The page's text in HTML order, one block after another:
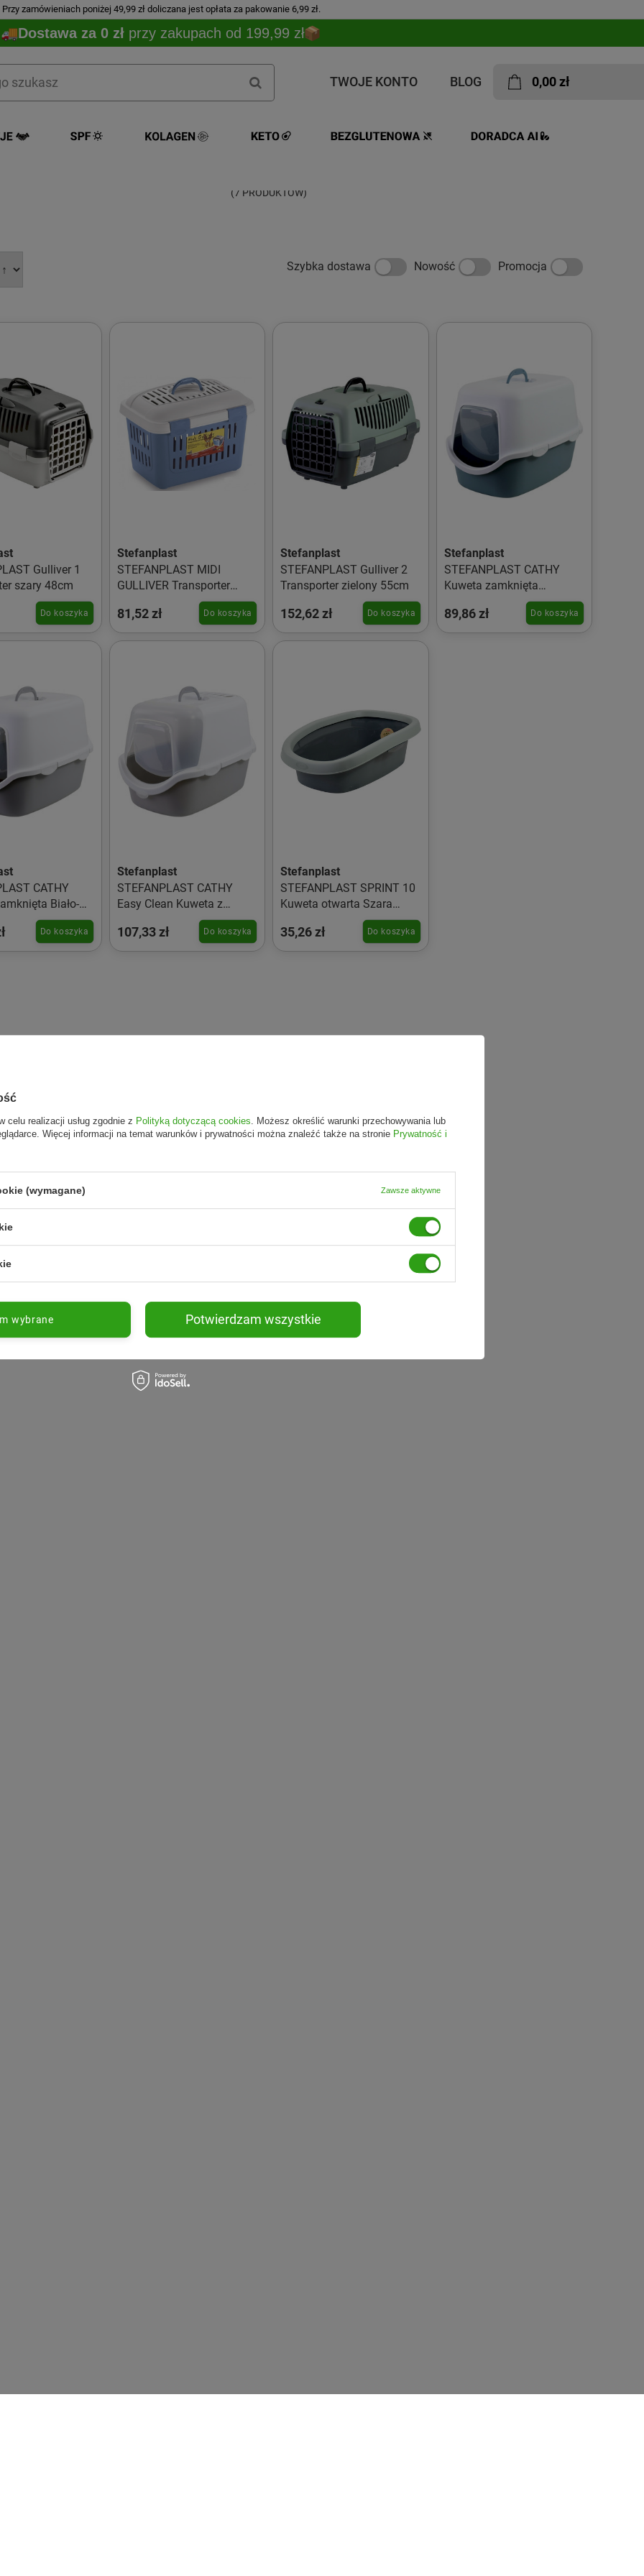
Przy zamówieniach poniżej 49,99 zł doliczana jest opłata za pakowanie 6,99 zł.
Dostawa za 0 zł przy zakupach od 199,99 zł
TWOJE KONTO BLOG 0,00 zł
(7 PRODUKTÓW)
Szybka dostawa Nowość Promocja
Gulliver 1
szary 48cm
Do koszyka
Stefanplast
STEFANPLAST MIDI
GULLIVER Transporter
Biało-niebieski 45cm
81,52 zł Do koszyka
Stefanplast
STEFANPLAST Gulliver 2
Transporter zielony 55cm
152,62 zł Do koszyka
Stefanplast
STEFANPLAST CATHY
Kuweta zamknięta
89,86 zł Do koszyka
CATHY
Biało-
Do koszyka
Stefanplast
STEFANPLAST CATHY
Easy Clean Kuweta z
filtrem Biała-Szara
107,33 zł Do koszyka
Stefanplast
STEFANPLAST SPRINT 10
Kuweta otwarta Szara
35,26 zł Do koszyka
celu realizacji usług zgodnie z Polityką dotyczącą cookies . Możesz określić warunki przechowywania lub
Więcej informacji na temat warunków i prywatności można znaleźć także na stronie Prywatność i
(wymagane) Zawsze aktywne
wybrane Potwierdzam wszystkie